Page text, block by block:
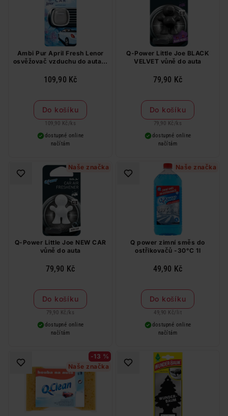
Ambi Pur April Fresh Lenor
osvěžovač vzduchu do auta 2
109,90 Kč
Do košíku
109,90 Kč / ks
dostupné online
načítám
Q-Power Little Joe BLACK
VELVET vůně do auta
79,90 Kč
Do košíku
79,90 Kč / ks
dostupné online
načítám
Naše značka
Q-Power Little Joe NEW CAR
vůně do auta
79,90 Kč
Do košíku
79,90 Kč / ks
dostupné online
načítám
Naše značka
Q power zimní směs do
ostřikovačů -30°C 1l
49,90 Kč
Do košíku
49,90 Kč/ lit
dostupné online
načítám
-13 %
Naše značka